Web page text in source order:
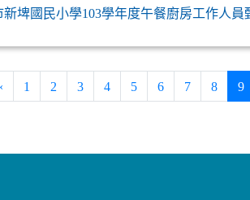
埤國民小學103學年度午餐廚房工作人員
‹ 1 2 3 4 5 6 7 8 9